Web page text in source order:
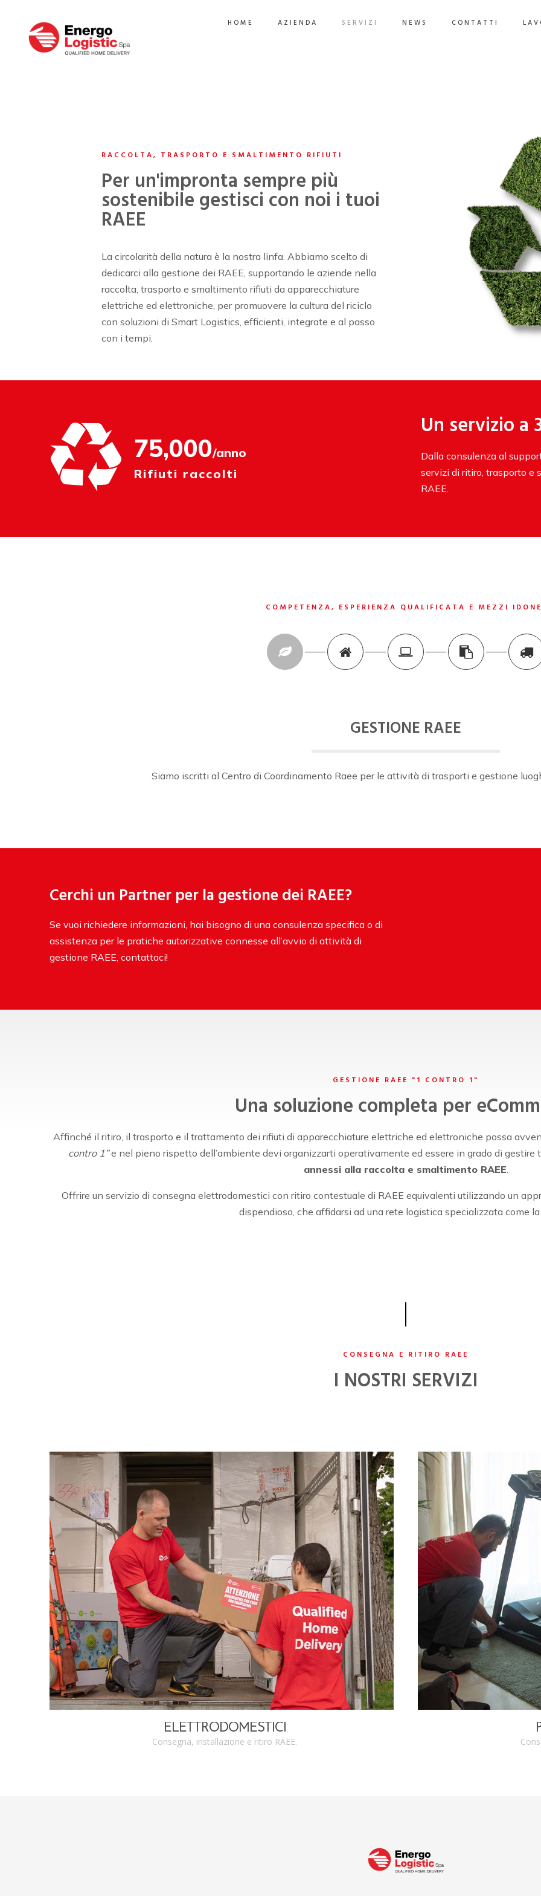
HOME AZIENDA SERVIZI NEWS CONTATTI
RACCOLTA, TRASPORTO E SMALTIMENTO RIFIUTI
Per un'impronta sempre più
sostenibile gestisci con noi i tuoi
RAEE
La circolarità della natura è la nostra linfa. Abbiamo scelto di
dedicarci alla gestione dei RAEE, supportando le aziende nella
raccolta, trasporto e smaltimento rifiuti da apparecchiature
elettriche ed elettroniche, per promuovere la cultura del riciclo
con soluzioni di Smart Logistics, efficienti, integrate e al passo
con i tempi.
75,000/anno
Rifiuti raccolti
Un servizio a
Dalla consulenza al
servizi di ritiro, trasporto e
RAEE.
COMPETENZA, ESPERIENZA QUALIFICATA E MEZZI
GESTIONE RAEE
Siamo iscritti al Centro di Coordinamento Raee per le attività di trasporti e gestione
Cerchi un Partner per la gestione dei RAEE?
Se vuoi richiedere informazioni, hai bisogno di una consulenza specifica o di
assistenza per le pratiche autorizzative connesse all’avvio di attività di
gestione RAEE, contattaci!
GESTIONE RAEE "1 CONTRO 1"
Una soluzione completa per
Affinché il ritiro, il trasporto e il trattamento dei rifiuti di apparecchiature elettriche ed elettroniche possa
contro 1”e nel pieno rispetto dell’ambiente devi organizzarti operativamente ed essere in grado di gestire
annessi alla raccolta e smaltimento RAEE
Offrire un servizio di consegna elettrodomestici con ritiro contestuale di RAEE equivalenti utilizzando un
dispendioso, che affidarsi ad una rete logistica specializzata come la
CONSEGNA E RITIRO RAEE
I NOSTRI SERVIZI
SCOPRI
ELETTRODOMESTICI
Consegna, installazione e ritiro RAEE.